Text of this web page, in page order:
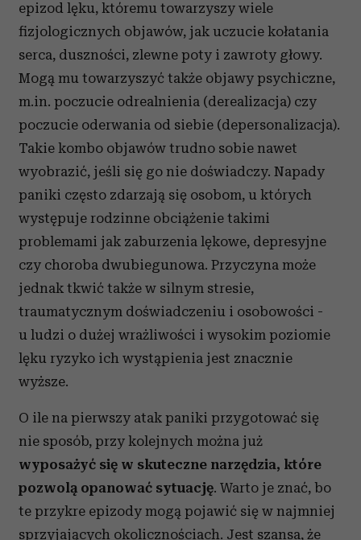
epizod lęku, któremu towarzyszy wiele
fizjologicznych objawów, jak uczucie kołatania
serca, duszności, zlewne poty i zawroty głowy.
Mogą mu towarzyszyć także objawy psychiczne,
m.in. poczucie odrealnienia (derealizacja) czy
poczucie oderwania od siebie (depersonalizacja).
Takie kombo objawów trudno sobie nawet
wyobrazić, jeśli się go nie doświadczy. Napady
paniki często zdarzają się osobom, u których
występuje rodzinne obciążenie takimi
problemami jak zaburzenia lękowe, depresyjne
czy choroba dwubiegunowa. Przyczyna może
jednak tkwić także w silnym stresie,
traumatycznym doświadczeniu i osobowości -
u ludzi o dużej wrażliwości i wysokim poziomie
lęku ryzyko ich wystąpienia jest znacznie
wyższe.
O ile na pierwszy atak paniki przygotować się
nie sposób, przy kolejnych można już
wyposażyć się w skuteczne narzędzia, które
pozwolą opanować sytuację. Warto je znać, bo
te przykre epizody mogą pojawić się w najmniej
sprzyjających okolicznościach. Jest szansa, że